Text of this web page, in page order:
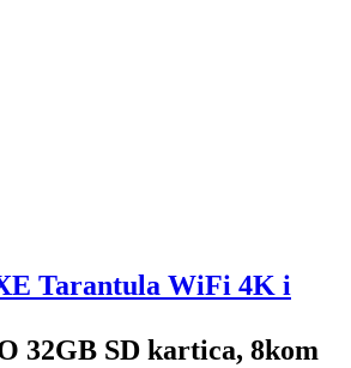
Tarantula WiFi 4K i
32GB SD kartica, 8kom